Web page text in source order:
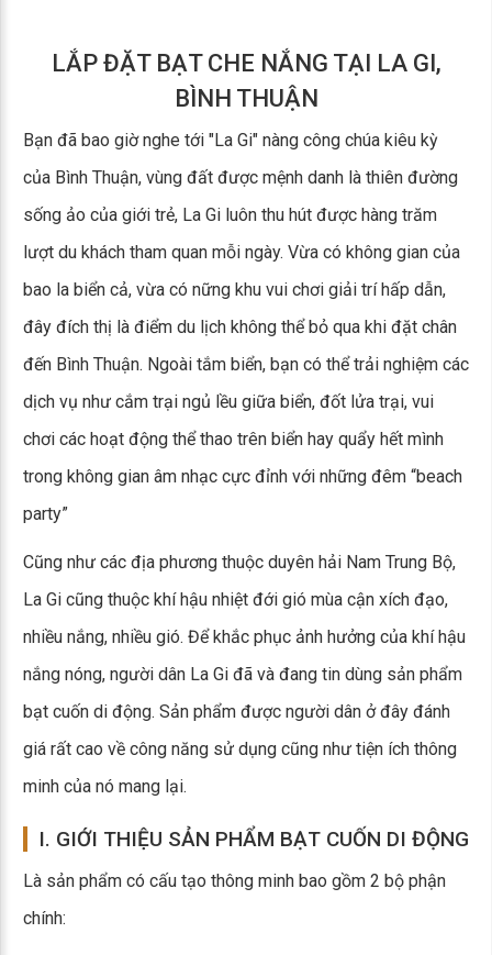
LẮP ĐẶT BẠT CHE NẮNG TẠI LA GI,
BÌNH THUẬN
Bạn đã bao giờ nghe tới "La Gi" nàng công chúa kiêu kỳ
của Bình Thuận, vùng đất được mệnh danh là thiên đường
sống ảo của giới trẻ, La Gi luôn thu hút được hàng trăm
lượt du khách tham quan mỗi ngày. Vừa có không gian của
bao la biển cả, vừa có nững khu vui chơi giải trí hấp dẫn,
đây đích thị là điểm du lịch không thể bỏ qua khi đặt chân
đến Bình Thuận. Ngoài tắm biển, bạn có thể trải nghiệm các
dịch vụ như cắm trại ngủ lều giữa biển, đốt lửa trại, vui
chơi các hoạt động thể thao trên biển hay quẩy hết mình
trong không gian âm nhạc cực đỉnh với những đêm “beach
party”
Cũng như các địa phương thuộc duyên hải Nam Trung Bộ,
La Gi cũng thuộc khí hậu nhiệt đới gió mùa cận xích đạo,
nhiều nắng, nhiều gió. Để khắc phục ảnh hưởng của khí hậu
nắng nóng, người dân La Gi đã và đang tin dùng sản phẩm
bạt cuốn di động. Sản phẩm được người dân ở đây đánh
giá rất cao về công năng sử dụng cũng như tiện ích thông
minh của nó mang lại.
I. GIỚI THIỆU SẢN PHẨM BẠT CUỐN DI ĐỘNG
Là sản phẩm có cấu tạo thông minh bao gồm 2 bộ phận
chính: